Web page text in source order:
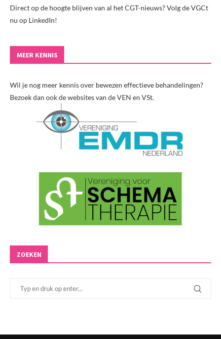
Direct op de hoogte blijven van al het CGT-nieuws? Volg de VGCt
nu op LinkedIn!
MEER KENNIS
Wil je nog meer kennis over bewezen effectieve behandelingen?
Bezoek dan ook de websites van de VEN en VSt.
ZOEKEN